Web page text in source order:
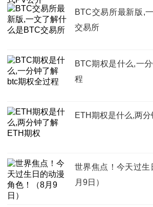
BTC交易所最新版,
交易所
BTC期权是什么,一
程
ETH期权是什么,两
世界焦点！今天过
月9日）